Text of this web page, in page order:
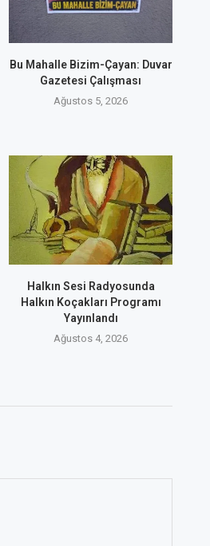
Bu Mahalle Bizim-Çayan: Duvar
Gazetesi Çalışması
Ağustos 5, 2026
Halkın Sesi Radyosunda
Halkın Koçakları Programı
Yayınlandı
Ağustos 4, 2026